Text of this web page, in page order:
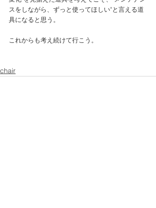
スをしながら、ずっと使ってほしい"と言える道
具になると思う。
これからも考え続けて行こう。
chair